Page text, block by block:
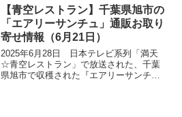
る、新しい万能調味料としての使い方を
マスターすれば、料...
【青空レストラン】千葉県旭市の
「エアリーサンチュ」通販お取り
寄せ情報（6月21日）
2025年6月28日 日本テレビ系列「満天
☆青空レストラン」で放送された、千葉
県旭市で収穫された『エアリーサンチ